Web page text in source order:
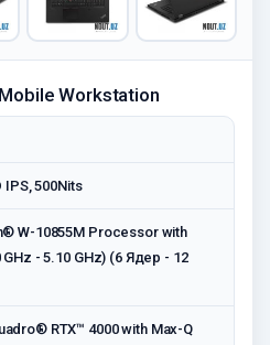
Workstation
IPS, 500Nits
W-10855M Processor with
- 5.10 GHz) (6 Ядер - 12
RTX™ 4000 with Max-Q